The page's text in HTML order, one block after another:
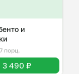
и
порц.
3 490 ₽